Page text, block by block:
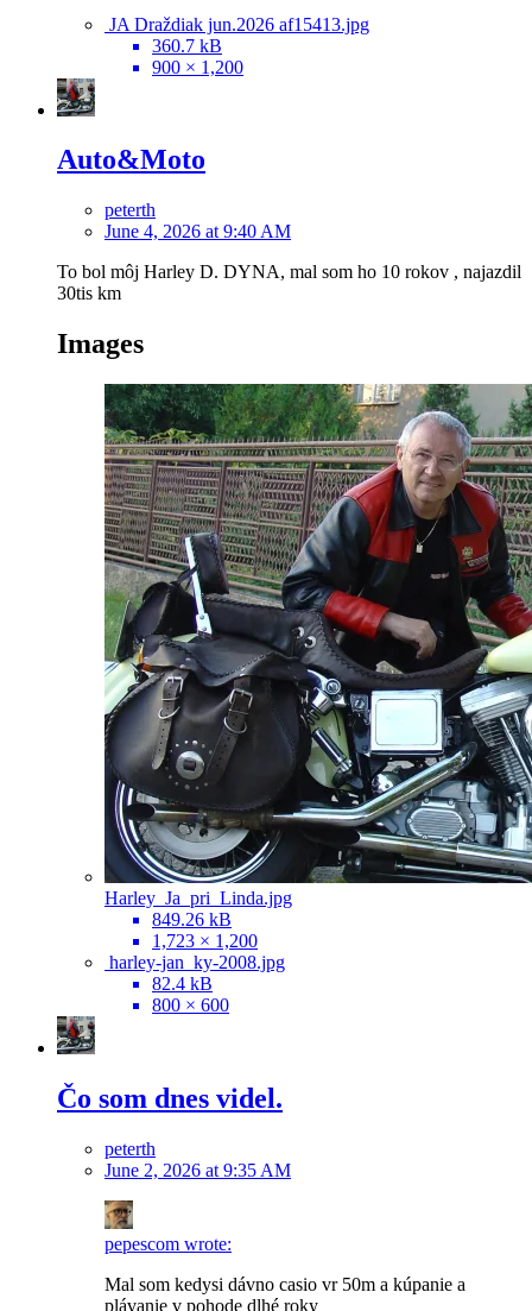
JA Draždiak jun.2026 af15413.jpg
360.7 kB
900 × 1,200
Auto&Moto
peterth
June 4, 2026 at 9:40 AM
To bol môj Harley D. DYNA, mal som ho 10 rokov , najazdil
30tis km
Images
Harley_Ja_pri_Linda.jpg
849.26 kB
1,723 × 1,200
harley-jan_ky-2008.jpg
82.4 kB
800 × 600
Čo som dnes videl.
peterth
June 2, 2026 at 9:35 AM
pepescom wrote:
Mal som kedysi dávno casio vr 50m a kúpanie a
plávanie v pohode dlhé roky